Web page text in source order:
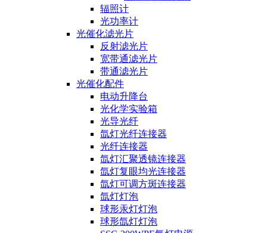
辐照计
光功率计
光催化滤光片
反射滤光片
宽带通滤光片
带通滤光片
光催化配件
电动升降台
光化学实验箱
光导光纤
氙灯光纤连接器
光纤连接器
氙灯汇聚透镜连接器
氙灯复眼均光连接器
氙灯可调方斑连接器
氙灯灯泡
球形汞灯灯泡
球形氙灯灯泡